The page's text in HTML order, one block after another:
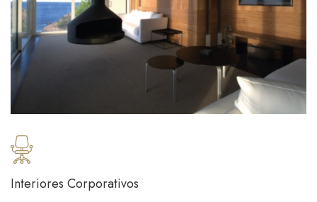
Interiores Corporativos